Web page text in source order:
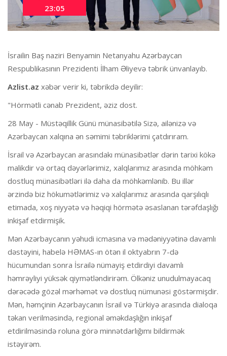
23:05
İsrailin Baş naziri Benyamin Netanyahu Azərbaycan
Respublikasının Prezidenti İlham Əliyevə təbrik ünvanlayıb.
Azlist.az xəbər verir ki, təbrikdə deyilir:
"Hörmətli cənab Prezident, əziz dost.
28 May - Müstəqillik Günü münasibətilə Sizə, ailənizə və
Azərbaycan xalqına ən səmimi təbriklərimi çatdırıram.
İsrail və Azərbaycan arasındakı münasibətlər dərin tarixi kökə
malikdir və ortaq dəyərlərimiz, xalqlarımız arasında möhkəm
dostluq münasibətləri ilə daha da möhkəmlənib. Bu illər
ərzində biz hökumətlərimiz və xalqlarımız arasında qarşılıqlı
etimada, xoş niyyətə və həqiqi hörmətə əsaslanan tərəfdaşlığı
inkişaf etdirmişik.
Mən Azərbaycanın yəhudi icmasına və mədəniyyətinə davamlı
dəstəyini, habelə HƏMAS-ın ötən il oktyabrın 7-də
hücumundan sonra İsrailə nümayiş etdirdiyi davamlı
həmrəyliyi yüksək qiymətləndirirəm. Ölkəniz unudulmayacaq
dərəcədə gözəl mərhəmət və dostluq nümunəsi göstərmişdir.
Mən, həmçinin Azərbaycanın İsrail və Türkiyə arasında dialoqa
təkan verilməsində, regional əməkdaşlığın inkişaf
etdirilməsində roluna görə minnətdarlığımı bildirmək
istəyirəm.